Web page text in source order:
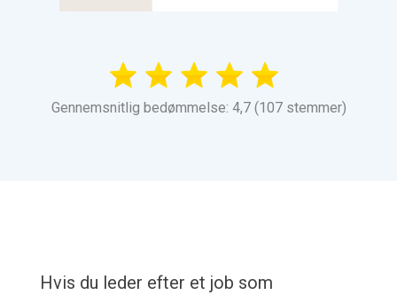
Gennemsnitlig bedømmelse: 4,7 (107 stemmer)
Hvis du leder efter et job som